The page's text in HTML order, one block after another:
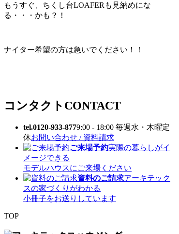
もうすぐ、ちくし台LOAFERも見納めにな
る・・・かも？！
ナイター希望の方は急いでください！！
コンタクト CONTACT
tel.0120-933-8779:00 - 18:00 毎週水・木曜定
休お問い合わせ / 資料請求
ご来場予約実際の暮らしがイ
メージできる
モデルハウスにご来場ください
資料のご請求アーキテック
スの家づくりがわかる
小冊子をお送りしています
TOP